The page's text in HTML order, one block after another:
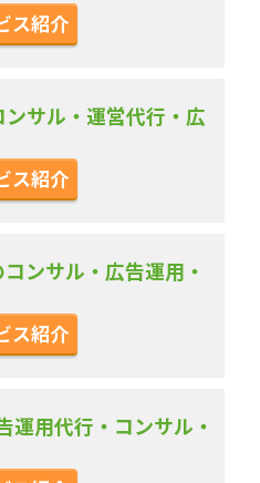
ス紹介
サル・運営代行・広
ス紹介
ンサル・広告運用・
ス紹介
運用代行・コンサル・